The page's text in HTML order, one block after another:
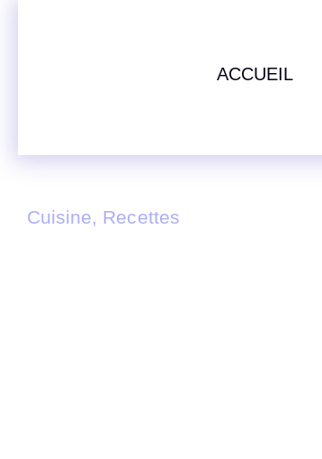
ACCUEIL
Cuisine, Recettes